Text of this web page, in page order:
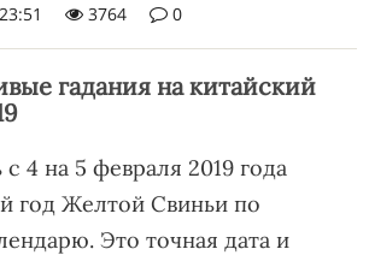
3764 0
гадания на китайский
4 на 5 февраля 2019 года
год Желтой Свиньи по
Это точная дата и